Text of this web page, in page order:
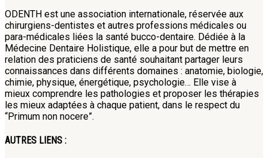
ODENTH est une association internationale, réservée aux
chirurgiens-dentistes et autres professions médicales ou
para-médicales liées la santé bucco-dentaire. Dédiée à la
Médecine Dentaire Holistique, elle a pour but de mettre en
relation des praticiens de santé souhaitant partager leurs
connaissances dans différents domaines : anatomie, biologie,
chimie, physique, énergétique, psychologie… Elle vise à
mieux comprendre les pathologies et proposer les thérapies
les mieux adaptées à chaque patient, dans le respect du
“Primum non nocere”.
AUTRES LIENS :